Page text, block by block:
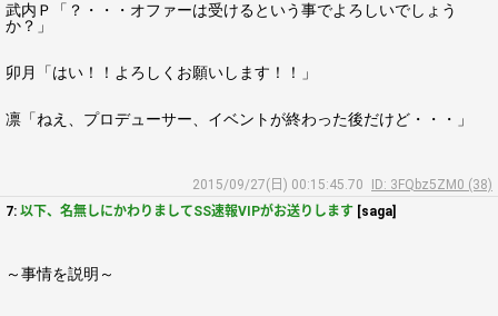
武内Ｐ「？・・・オファーは受けるという事でよろしいでしょう
か？」
卯月「はい！！よろしくお願いします！！」
凛「ねえ、プロデューサー、イベントが終わった後だけど・・・」
2015/09/27(日) 00:15:45.70
ID: 3FQbz5ZM0 (38)
7: 以下、名無しにかわりましてSS速報VIPがお送りします [saga]
～事情を説明～